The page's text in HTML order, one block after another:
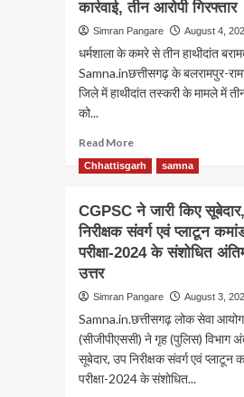
कार्रवाई, तीन आरोपी गिरफ्तार
Simran Pangare August 4,
धर्मशाला के कमरे से तीन हाथीदांत
Samna.inछत्तीसगढ़ के बलरामपुर-
जिले में हाथीदांत तस्करी के मामले में
को...
Read MoreRead
more
about
तस्करी
पर
विभाग
बड़ी
कार्रवाई,
आरोपी
गिरफ्तार
Chhattisgarh samna
CGPSC ने जारी किए
निरीक्षक संवर्ग एवं प्लाटून
परीक्षा-2024 के संशोधित
उत्तर
Simran Pangare August 3,
Samna.in.छत्तीसगढ़ लोक सेवा आयोग
(सीजीपीएससी) ने गृह (पुलिस) विभाग
सूबेदार, उप निरीक्षक संवर्ग एवं प्लाटून
परीक्षा-2024 के संशोधित...